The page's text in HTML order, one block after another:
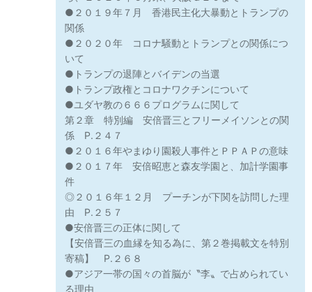
●２０１９年７月 香港民主化大暴動とトランプの
関係
●２０２０年 コロナ騒動とトランプとの関係につ
いて
●トランプの退陣とバイデンの当選
●トランプ政権とコロナワクチンについて
●ユダヤ教の６６６プログラムに関して
第２章 特別編 安倍晋三とフリーメイソンとの関
係 P.２４７
●２０１６年やまゆり園殺人事件とＰＰＡＰの意味
●２０１７年 安倍昭恵と森友学園と、加計学園事
件
◎２０１６年１２月 プーチンが下関を訪問した理
由 P.２５７
●安倍晋三の正体に関して
【安倍晋三の血縁を知る為に、第２巻掲載文を特別
寄稿】 P.２６８
●アジア一帯の国々の首脳が〝李〟で占められてい
る理由